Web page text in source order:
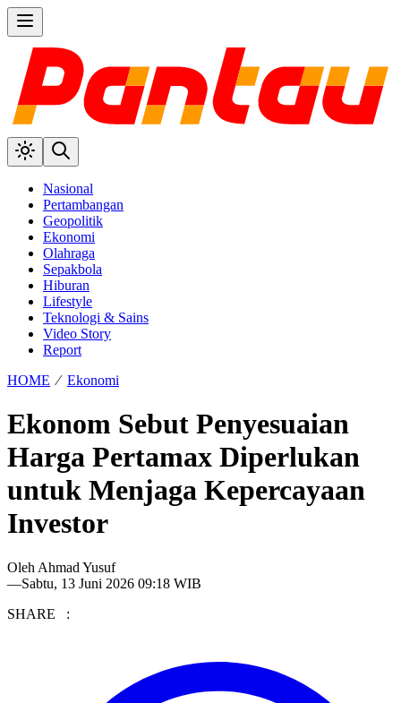
Nasional
Pertambangan
Geopolitik
Ekonomi
Olahraga
Sepakbola
Hiburan
Lifestyle
Teknologi & Sains
Video Story
Report
HOME ⁄ Ekonomi
Ekonom Sebut Penyesuaian
Harga Pertamax Diperlukan
untuk Menjaga Kepercayaan
Investor
Oleh Ahmad Yusuf
—Sabtu, 13 Juni 2026 09:18 WIB
SHARE :